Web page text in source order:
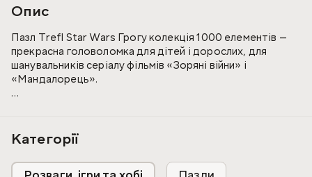
Опис
Пазл Trefl Star Wars Грогу колекція 1000 елементів —
прекрасна головоломка для дітей і дорослих, для
шанувальників серіалу фільмів «Зоряні війни» і
«Мандалорець».
Висока якість досягається завдяки використанню
щільного картону та спеціального шару, що не відбиває
Категорії